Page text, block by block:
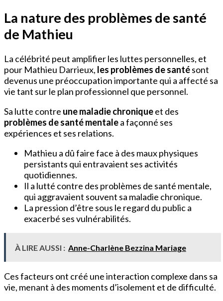
La nature des problèmes de santé
de Mathieu
La célébrité peut amplifier les luttes personnelles, et
pour Mathieu Darrieux, les problèmes de santésont
devenus une préoccupation importante qui a affecté sa
vie tant sur le plan professionnel que personnel.
Sa lutte contre une maladie chroniqueet des
problèmes de santé mentalea façonné ses
expériences et ses relations.
Mathieu a dû faire face à des maux physiques
persistants qui entravaient ses activités
quotidiennes.
Il a lutté contre des problèmes de santé mentale,
qui aggravaient souvent sa maladie chronique.
La pression d’être sous le regard du public a
exacerbé ses vulnérabilités.
À LIRE AUSSI : Anne-Charlène Bezzina Mariage
Ces facteurs ont créé une interaction complexe dans sa
vie, menant à des moments d’isolement et de difficulté.